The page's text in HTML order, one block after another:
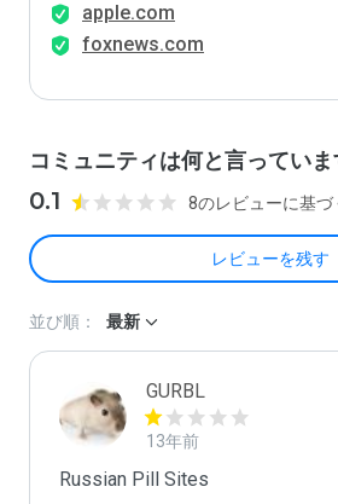
apple.com
foxnews.com
コミュニティは何と言ってい
0.1 8のレビューに基づ
レビューを残す
並び順： 最新
GURBL
13年前
Russian Pill Sites